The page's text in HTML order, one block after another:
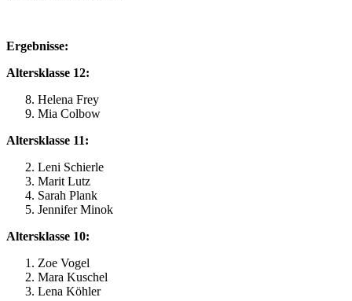
Ergebnisse:
Altersklasse 12:
Helena Frey
Mia Colbow
Altersklasse 11:
Leni Schierle
Marit Lutz
Sarah Plank
Jennifer Minok
Altersklasse 10:
Zoe Vogel
Mara Kuschel
Lena Köhler